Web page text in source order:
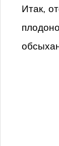
Итак,